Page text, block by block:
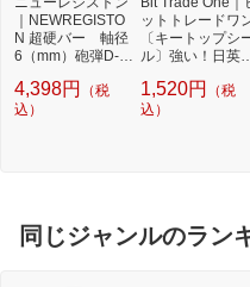
｜NEWREGISTO
N 超硬バー 軸径
6（mm）砲弾D-M
DX3701
4,398円
（税
込）
ットトレードワ
〔キートップシ
ル〕強い！日英対
プシールセット ブ
ルー DYKTSBL
1,520円
（税
込）
同じジャンルのラン